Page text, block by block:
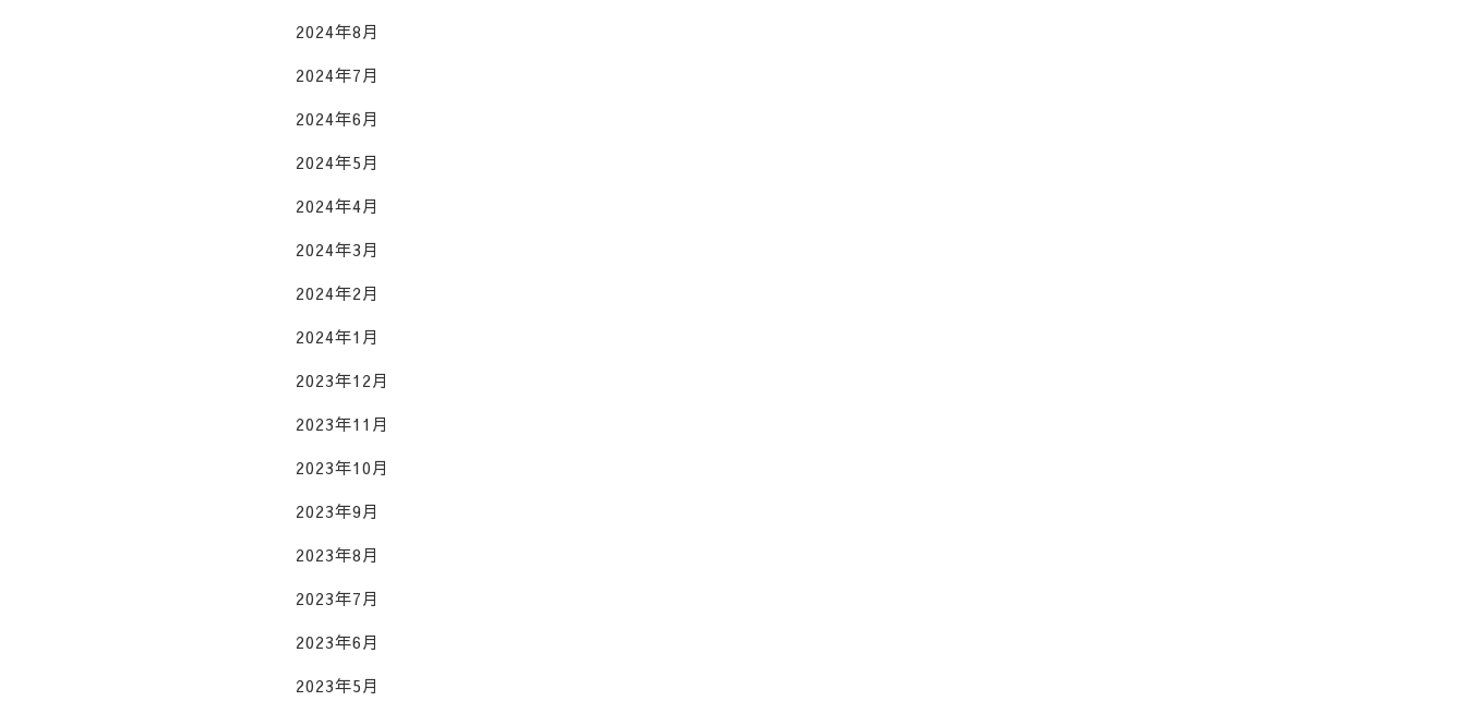
2024年8月
2024年7月
2024年6月
2024年5月
2024年4月
2024年3月
2024年2月
2024年1月
2023年12月
2023年11月
2023年10月
2023年9月
2023年8月
2023年7月
2023年6月
2023年5月